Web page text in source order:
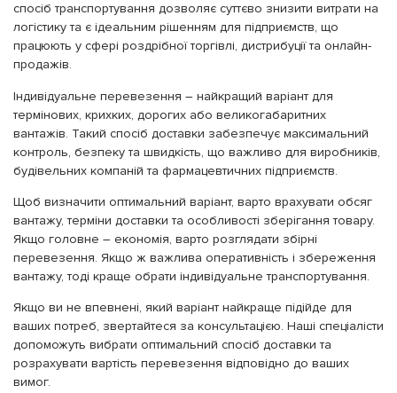
спосіб транспортування дозволяє суттєво знизити витрати на
логістику та є ідеальним рішенням для підприємств, що
працюють у сфері роздрібної торгівлі, дистрибуції та онлайн-
продажів.
Індивідуальне перевезення – найкращий варіант для
термінових, крихких, дорогих або великогабаритних
вантажів. Такий спосіб доставки забезпечує максимальний
контроль, безпеку та швидкість, що важливо для виробників,
будівельних компаній та фармацевтичних підприємств.
Щоб визначити оптимальний варіант, варто врахувати обсяг
вантажу, терміни доставки та особливості зберігання товару.
Якщо головне – економія, варто розглядати збірні
перевезення. Якщо ж важлива оперативність і збереження
вантажу, тоді краще обрати індивідуальне транспортування.
Якщо ви не впевнені, який варіант найкраще підійде для
ваших потреб, звертайтеся за консультацією. Наші спеціалісти
допоможуть вибрати оптимальний спосіб доставки та
розрахувати вартість перевезення відповідно до ваших
вимог.